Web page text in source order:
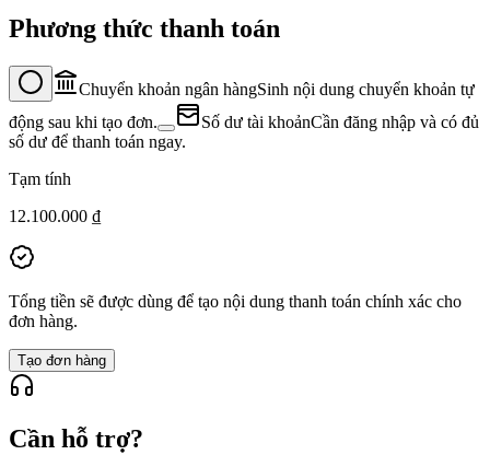
Phương thức thanh toán
Chuyển khoản ngân hàngSinh nội dung chuyển khoản tự
động sau khi tạo đơn.
Số dư tài khoảnCần đăng nhập và có đủ
số dư để thanh toán ngay.
Tạm tính
12.100.000 ₫
Tổng tiền sẽ được dùng để tạo nội dung thanh toán chính xác cho
đơn hàng.
Tạo đơn hàng
Cần hỗ trợ?